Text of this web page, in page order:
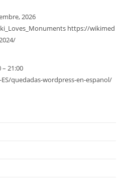
2026
https://wikimed
– 21:00
quedadas-wordpress-en-espanol/